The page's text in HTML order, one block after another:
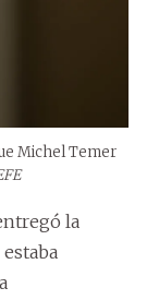
Michel Temer
la